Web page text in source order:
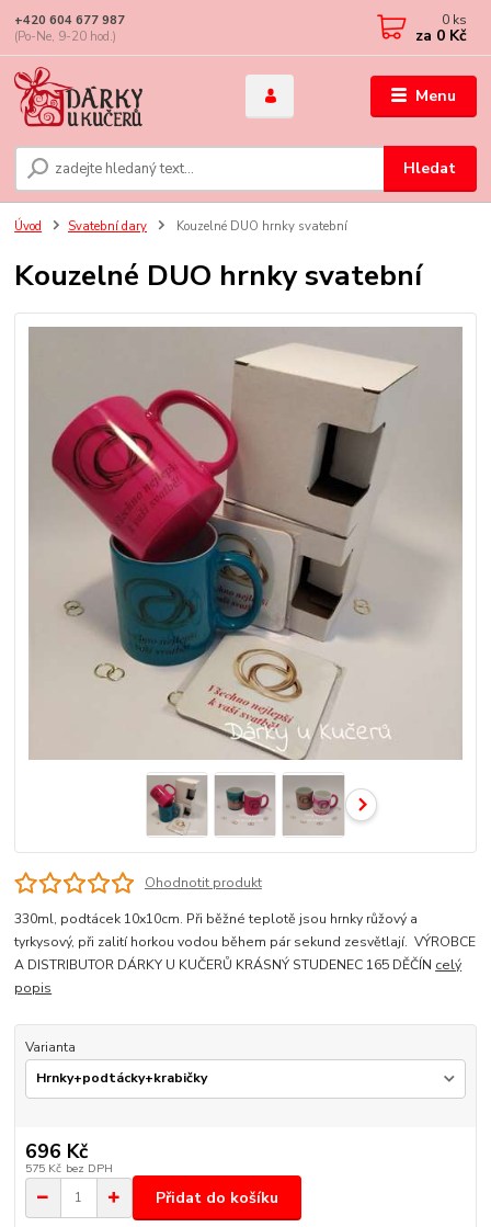
Menu
Hledat
+420 604 677 987
(Po-Ne, 9-20 hod.)
0 ks
za 0 Kč
Úvod Svatební dary Kouzelné DUO hrnky svatební
Kouzelné DUO hrnky svatební
Ohodnotit produkt
330ml, podtácek 10x10cm. Při běžné teplotě jsou hrnky růžový a
tyrkysový, při zalití horkou vodou během pár sekund zesvětlají. VÝROBCE
A DISTRIBUTOR DÁRKY U KUČERŮ KRÁSNÝ STUDENEC 165 DĚČÍN celý
popis
Varianta
696 Kč
575 Kč bez DPH
Přidat do košíku